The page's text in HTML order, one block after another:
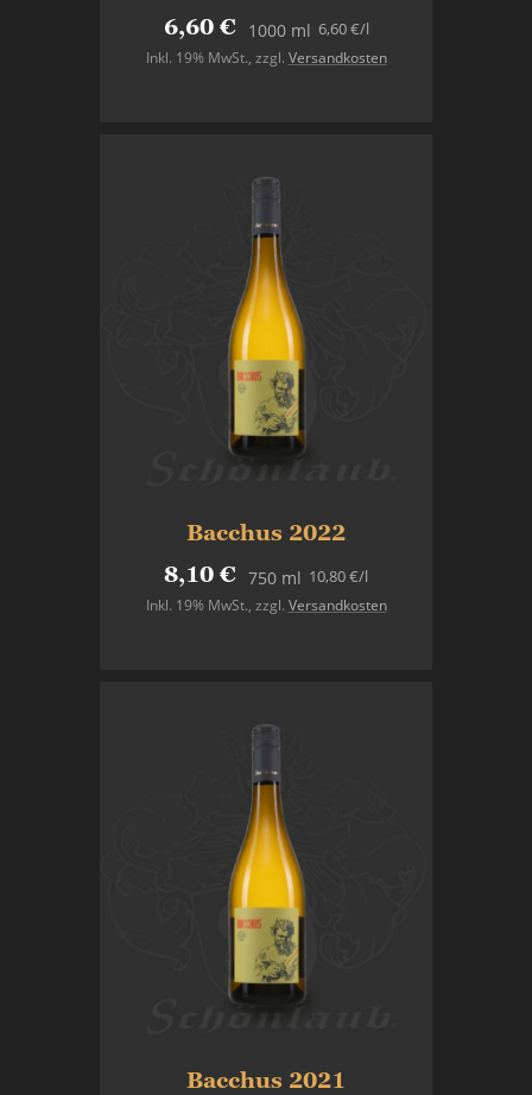
6,60 €
1000 ml
Inkl. 19% MwSt., zzgl. Versandkosten
6,60 €/l
Bacchus 2022
8,10 € 750 ml
Inkl. 19% MwSt., zzgl. Versandkosten
10,80 €/l
Bacchus 2021